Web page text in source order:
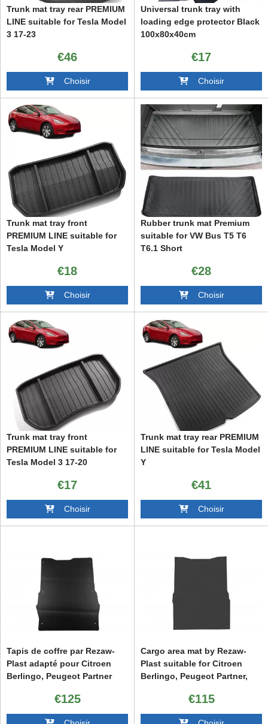
Trunk mat tray rear PREMIUM
LINE suitable for Tesla Model
3 17-23
€46
Choisir
Universal trunk tray with
loading edge protector Black
100x80x40cm
€17
Choisir
Trunk mat tray front
PREMIUM LINE suitable for
Tesla Model Y
€18
Choisir
Rubber trunk mat Premium
suitable for VW Bus T5 T6
T6.1 Short
€28
Choisir
Trunk mat tray front
PREMIUM LINE suitable for
Tesla Model 3 17-20
€17
Choisir
Trunk mat tray rear PREMIUM
LINE suitable for Tesla Model
Y
€41
Choisir
Tapis de coffre par Rezaw-
Plast adapté pour Citroen
Berlingo, Peugeot Partner
court, 2 places€125
Cargo area mat by Rezaw-
Plast suitable for Citroen
Berlingo, Peugeot Partner,
short wheelbase Fiat Doblo,
E-Doblo after 2022, Toyota
€115